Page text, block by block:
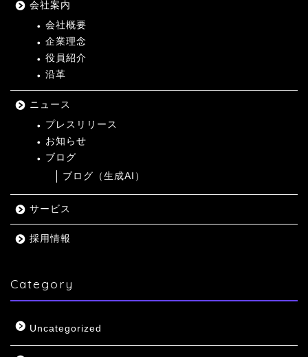
会社案内
会社概要
企業理念
役員紹介
沿革
ニュース
プレスリリース
お知らせ
ブログ
ブログ（生成AI）
サービス
採用情報
Category
Uncategorized